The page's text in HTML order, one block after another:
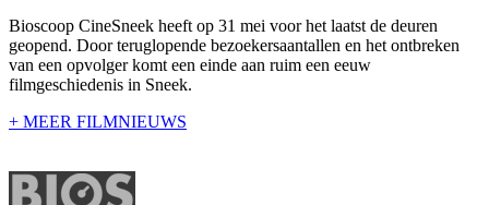
Bioscoop CineSneek heeft op 31 mei voor het laatst de deuren
geopend. Door teruglopende bezoekersaantallen en het ontbreken
van een opvolger komt een einde aan ruim een eeuw
filmgeschiedenis in Sneek.
+ MEER FILMNIEUWS